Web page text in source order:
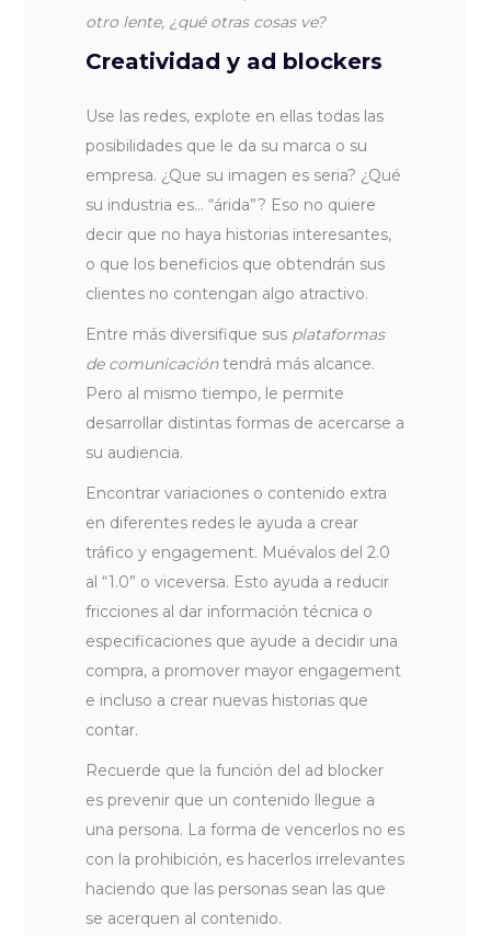
otro lente, ¿qué otras cosas ve?
Creatividad y ad blockers
Use las redes, explote en ellas todas las
posibilidades que le da su marca o su
empresa. ¿Que su imagen es seria? ¿Qué
su industria es… “árida”? Eso no quiere
decir que no haya historias interesantes,
o que los beneficios que obtendrán sus
clientes no contengan algo atractivo.
Entre más diversifique sus plataformas
de comunicacióntendrá más alcance.
Pero al mismo tiempo, le permite
desarrollar distintas formas de acercarse a
su audiencia.
Encontrar variaciones o contenido extra
en diferentes redes le ayuda a crear
tráfico y engagement. Muévalos del 2.0
al “1.0” o viceversa. Esto ayuda a reducir
fricciones al dar información técnica o
especificaciones que ayude a decidir una
compra, a promover mayor engagement
e incluso a crear nuevas historias que
contar.
Recuerde que la función del ad blocker
es prevenir que un contenido llegue a
una persona. La forma de vencerlos no es
con la prohibición, es hacerlos irrelevantes
haciendo que las personas sean las que
se acerquen al contenido.